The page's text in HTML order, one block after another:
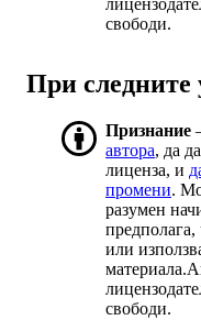
свободи.
При следните
Признание
автора, да
лиценза, и
промени.
разумен
предполага,
или
свободи.